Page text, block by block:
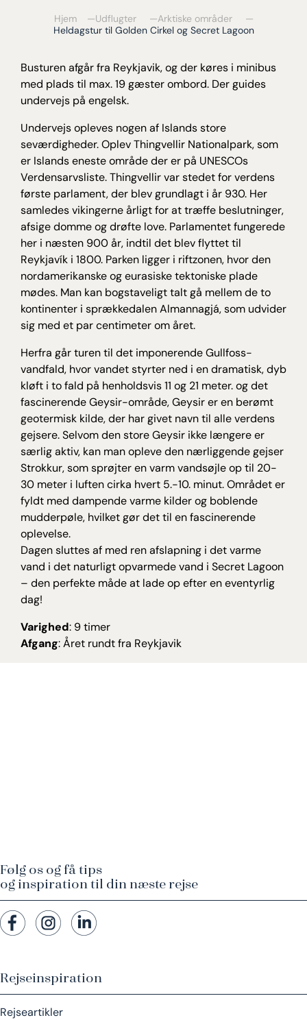
Hjem Udflugter
Arktiske områder
Heldagstur til Golden Cirkel og Secret Lagoon
Busturen afgår fra Reykjavik, og der køres i minibus
med plads til max. 19 gæster ombord. Der guides
undervejs på engelsk.
Undervejs opleves nogen af Islands store
seværdigheder. Oplev Thingvellir Nationalpark, som
er Islands eneste område der er på UNESCOs
Verdensarvsliste. Thingvellir var stedet for verdens
første parlament, der blev grundlagt i år 930. Her
samledes vikingerne årligt for at træffe beslutninger,
afsige domme og drøfte love. Parlamentet fungerede
her i næsten 900 år, indtil det blev flyttet til
Reykjavík i 1800. Parken ligger i riftzonen, hvor den
nordamerikanske og eurasiske tektoniske plade
mødes. Man kan bogstaveligt talt gå mellem de to
kontinenter i sprækkedalen Almannagjá, som udvider
sig med et par centimeter om året.
Herfra går turen til det imponerende Gullfoss-
vandfald, hvor vandet styrter ned i en dramatisk, dyb
kløft i to fald på henholdsvis 11 og 21 meter. og det
fascinerende Geysir-område, Geysir er en berømt
geotermisk kilde, der har givet navn til alle verdens
gejsere. Selvom den store Geysir ikke længere er
særlig aktiv, kan man opleve den nærliggende gejser
Strokkur, som sprøjter en varm vandsøjle op til 20-
30 meter i luften cirka hvert 5.-10. minut. Området er
fyldt med dampende varme kilder og boblende
mudderpøle, hvilket gør det til en fascinerende
oplevelse.
Dagen sluttes af med ren afslapning i det varme
vand i det naturligt opvarmede vand i Secret Lagoon
– den perfekte måde at lade op efter en eventyrlig
dag!
Varighed: 9 timer
Afgang: Året rundt fra Reykjavik
Rejseinspiration
Rejseartikler
Følg os og få tips
og inspiration til din næste rejse